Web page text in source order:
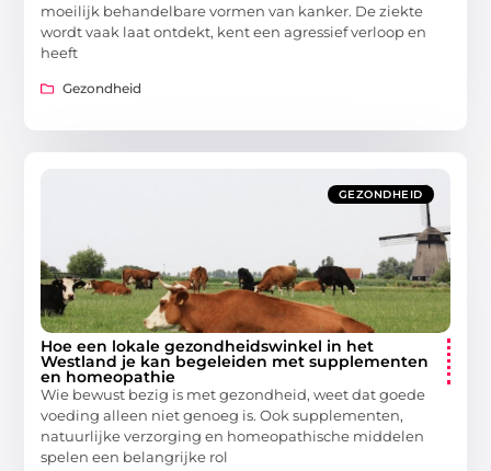
moeilijk behandelbare vormen van kanker. De ziekte
wordt vaak laat ontdekt, kent een agressief verloop en
heeft
Gezondheid
GEZONDHEID
Hoe een lokale gezondheidswinkel in het
Westland je kan begeleiden met supplementen
en homeopathie
Wie bewust bezig is met gezondheid, weet dat goede
voeding alleen niet genoeg is. Ook supplementen,
natuurlijke verzorging en homeopathische middelen
spelen een belangrijke rol